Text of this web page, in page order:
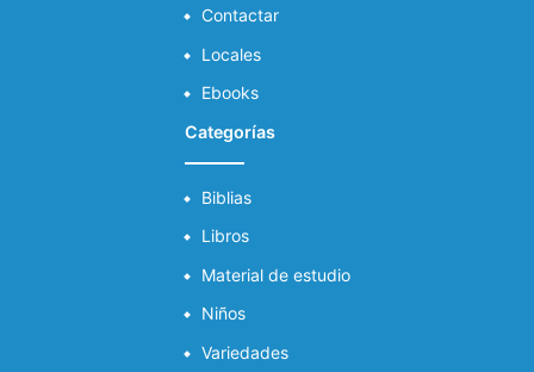
Contactar
Locales
Ebooks
Categorías
Biblias
Libros
Material de estudio
Niños
Variedades